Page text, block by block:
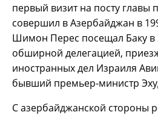
первый визит на посту главы
совершил в Азербайджан в
Шимон Перес посещал Баку в
обширной делегацией,
иностранных дел Израиля
бывший премьер-министр
С азербайджанской стороны